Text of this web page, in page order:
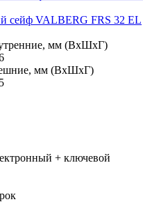
сейф VALBERG FRS 32 EL
мм (ВхШхГ)
мм (ВхШхГ)
+ ключевой